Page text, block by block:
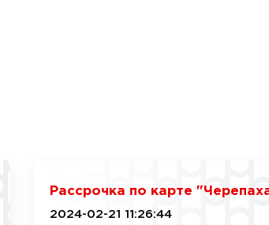
Рассрочка по карте
2024-02-21 11:26:44